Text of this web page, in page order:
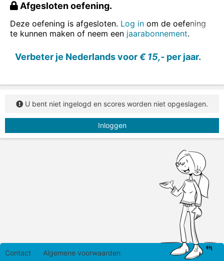
Afgesloten oefening.
Deze oefening is afgesloten. Log in om de oefening
te kunnen maken of neem een jaarabonnement.
Verbeter je Nederlands voor€ 15,- per jaar.
U bent niet ingelogd en scores worden niet opgeslagen.
Inloggen
Contact Algemene voorwaarden